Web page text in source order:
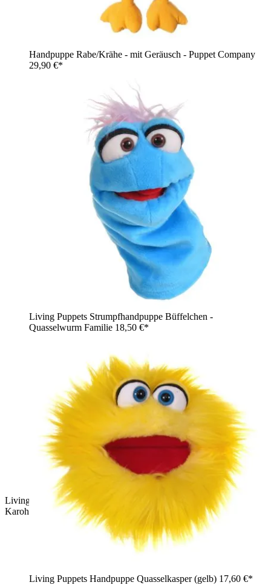
Living Puppets Handpuppe Fabian mit braunem Strubbelhaar,
Karohemd und ausgefransten Jeans-Shorts
Handpuppe Rabe/Krähe - mit Geräusch - Puppet Company
29,90 €*
Living Puppets Strumpfhandpuppe Büffelchen -
Quasselwurm Familie 18,50 €*
Living Puppets Handpuppe Quasselkasper (gelb) 17,60 €*